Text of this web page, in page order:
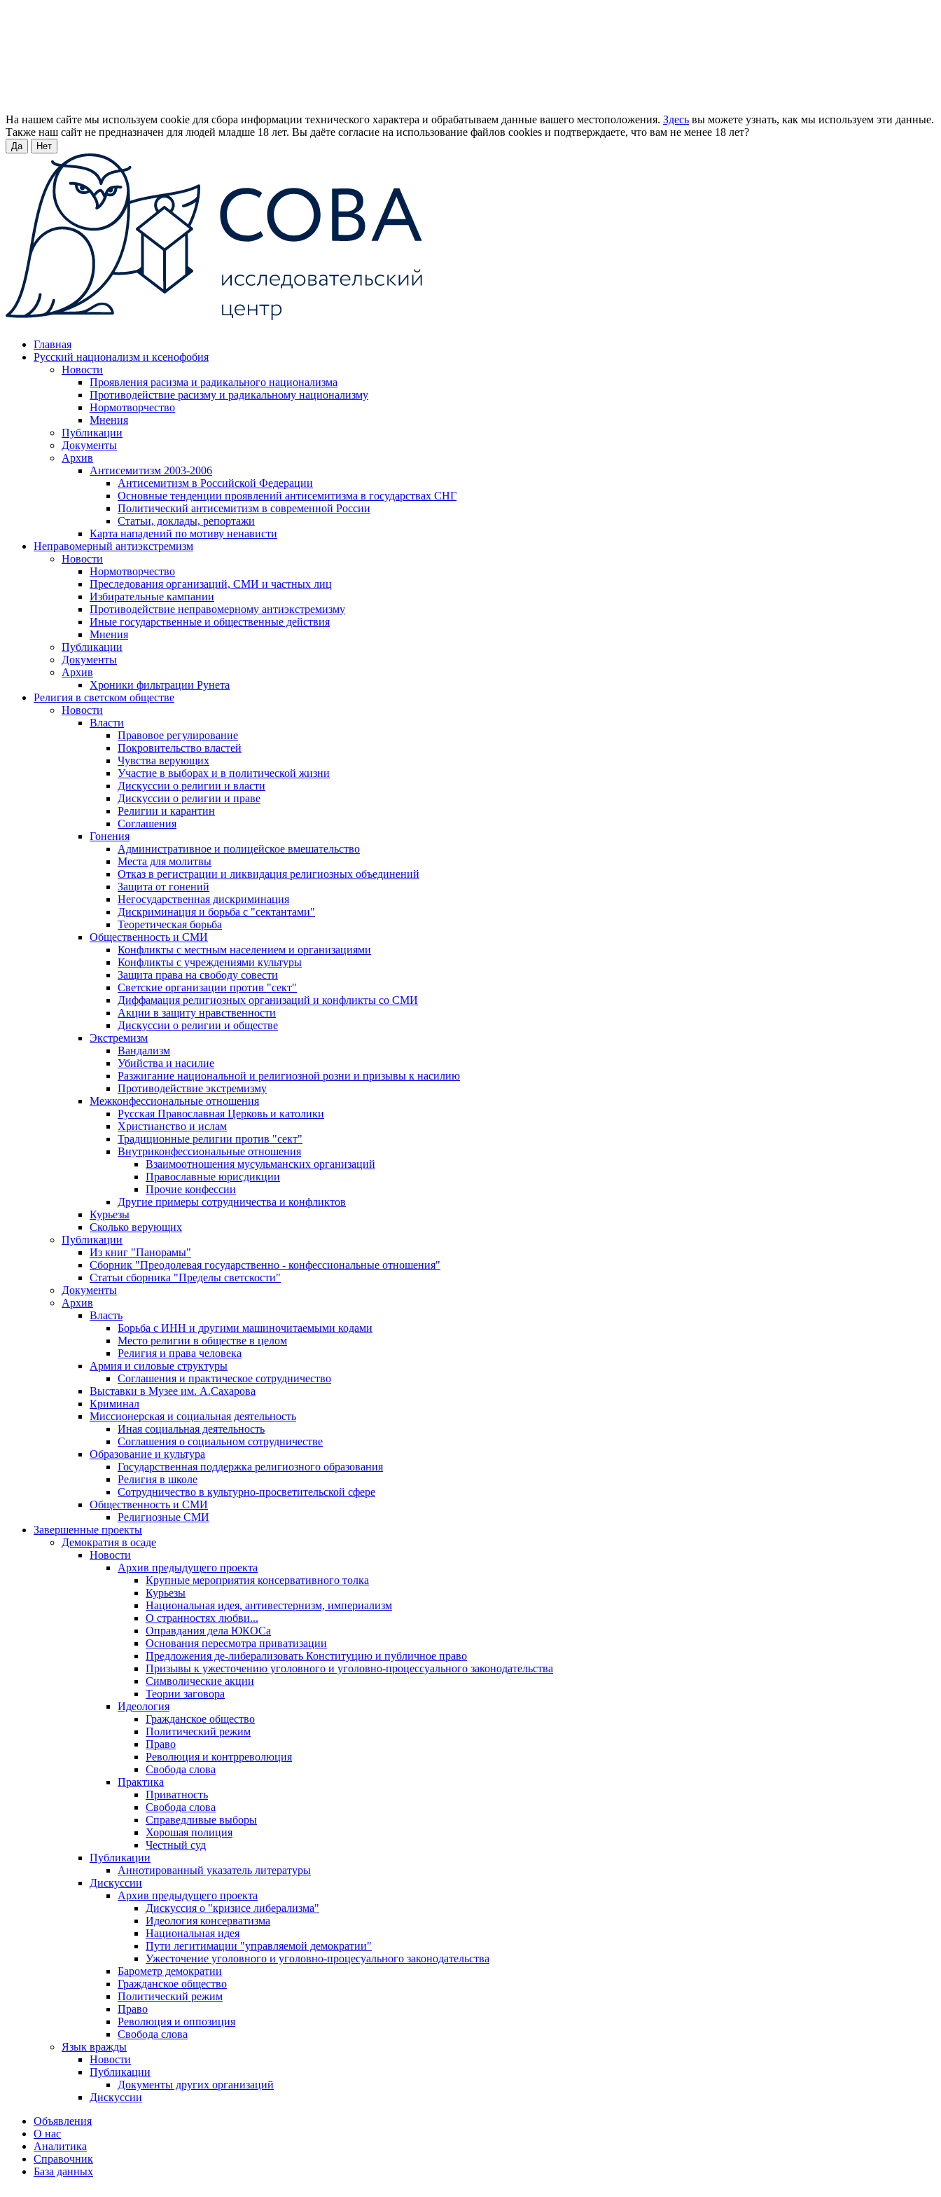
На нашем сайте мы используем cookie для сбора информации технического характера и обрабатываем данные вашего местоположения. Здесь вы можете узнать, как мы используем эти данные.
Также наш сайт не предназначен для людей младше 18 лет. Вы даёте согласие на использование файлов cookies и подтверждаете, что вам не менее 18 лет?
Да Нет
Главная
Русский национализм и ксенофобия
Новости
Проявления расизма и радикального национализма
Противодействие расизму и радикальному национализму
Нормотворчество
Мнения
Публикации
Документы
Архив
Антисемитизм 2003-2006
Антисемитизм в Российской Федерации
Основные тенденции проявлений антисемитизма в государствах СНГ
Политический антисемитизм в современной России
Статьи, доклады, репортажи
Карта нападений по мотиву ненависти
Неправомерный антиэкстремизм
Новости
Нормотворчество
Преследования организаций, СМИ и частных лиц
Избирательные кампании
Противодействие неправомерному антиэкстремизму
Иные государственные и общественные действия
Мнения
Публикации
Документы
Архив
Хроники фильтрации Рунета
Религия в светском обществе
Новости
Власти
Правовое регулирование
Покровительство властей
Чувства верующих
Участие в выборах и в политической жизни
Дискуссии о религии и власти
Дискуссии о религии и праве
Религии и карантин
Соглашения
Гонения
Административное и полицейское вмешательство
Места для молитвы
Отказ в регистрации и ликвидация религиозных объединений
Защита от гонений
Негосударственная дискриминация
Дискриминация и борьба с "сектантами"
Теоретическая борьба
Общественность и СМИ
Конфликты с местным населением и организациями
Конфликты с учреждениями культуры
Защита права на свободу совести
Светские организации против "сект"
Диффамация религиозных организаций и конфликты со СМИ
Акции в защиту нравственности
Дискуссии о религии и обществе
Экстремизм
Вандализм
Убийства и насилие
Разжигание национальной и религиозной розни и призывы к насилию
Противодействие экстремизму
Межконфессиональные отношения
Русская Православная Церковь и католики
Христианство и ислам
Традиционные религии против "сект"
Внутриконфессиональные отношения
Взаимоотношения мусульманских организаций
Православные юрисдикции
Прочие конфессии
Другие примеры сотрудничества и конфликтов
Курьезы
Сколько верующих
Публикации
Из книг "Панорамы"
Сборник "Преодолевая государственно - конфессиональные отношения"
Статьи сборника "Пределы светскости"
Документы
Архив
Власть
Борьба с ИНН и другими машиночитаемыми кодами
Место религии в обществе в целом
Религия и права человека
Армия и силовые структуры
Соглашения и практическое сотрудничество
Выставки в Музее им. А.Сахарова
Криминал
Миссионерская и социальная деятельность
Иная социальная деятельность
Соглашения о социальном сотрудничестве
Образование и культура
Государственная поддержка религиозного образования
Религия в школе
Сотрудничество в культурно-просветительской сфере
Общественность и СМИ
Религиозные СМИ
Завершенные проекты
Демократия в осаде
Новости
Архив предыдущего проекта
Крупные мероприятия консервативного толка
Курьезы
Национальная идея, антивестернизм, империализм
О странностях любви...
Оправдания дела ЮКОСа
Основания пересмотра приватизации
Предложения де-либерализовать Конституцию и публичное право
Призывы к ужесточению уголовного и уголовно-процессуального законодательства
Символические акции
Теории заговора
Идеология
Гражданское общество
Политический режим
Право
Революция и контрреволюция
Свобода слова
Практика
Приватность
Свобода слова
Справедливые выборы
Хорошая полиция
Честный суд
Публикации
Аннотированный указатель литературы
Дискуссии
Архив предыдущего проекта
Дискуссия о "кризисе либерализма"
Идеология консерватизма
Национальная идея
Пути легитимации "управляемой демократии"
Ужесточение уголовного и уголовно-процесуального законодательства
Барометр демократии
Гражданское общество
Политический режим
Право
Революция и оппозиция
Свобода слова
Язык вражды
Новости
Публикации
Документы других организаций
Дискуссии
Объявления
О нас
Аналитика
Справочник
База данных